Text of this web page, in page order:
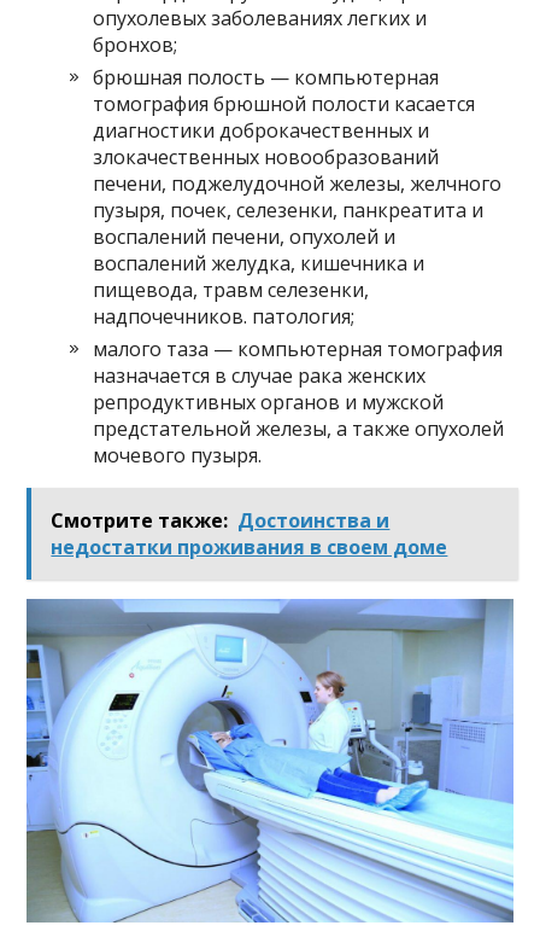
опухолевых заболеваниях легких и
бронхов;
брюшная полость — компьютерная
томография брюшной полости касается
диагностики доброкачественных и
злокачественных новообразований
печени, поджелудочной железы, желчного
пузыря, почек, селезенки, панкреатита и
воспалений печени, опухолей и
воспалений желудка, кишечника и
пищевода, травм селезенки,
надпочечников. патология;
малого таза — компьютерная томография
назначается в случае рака женских
репродуктивных органов и мужской
предстательной железы, а также опухолей
мочевого пузыря.
Смотрите также: Достоинства и
недостатки проживания в своем доме